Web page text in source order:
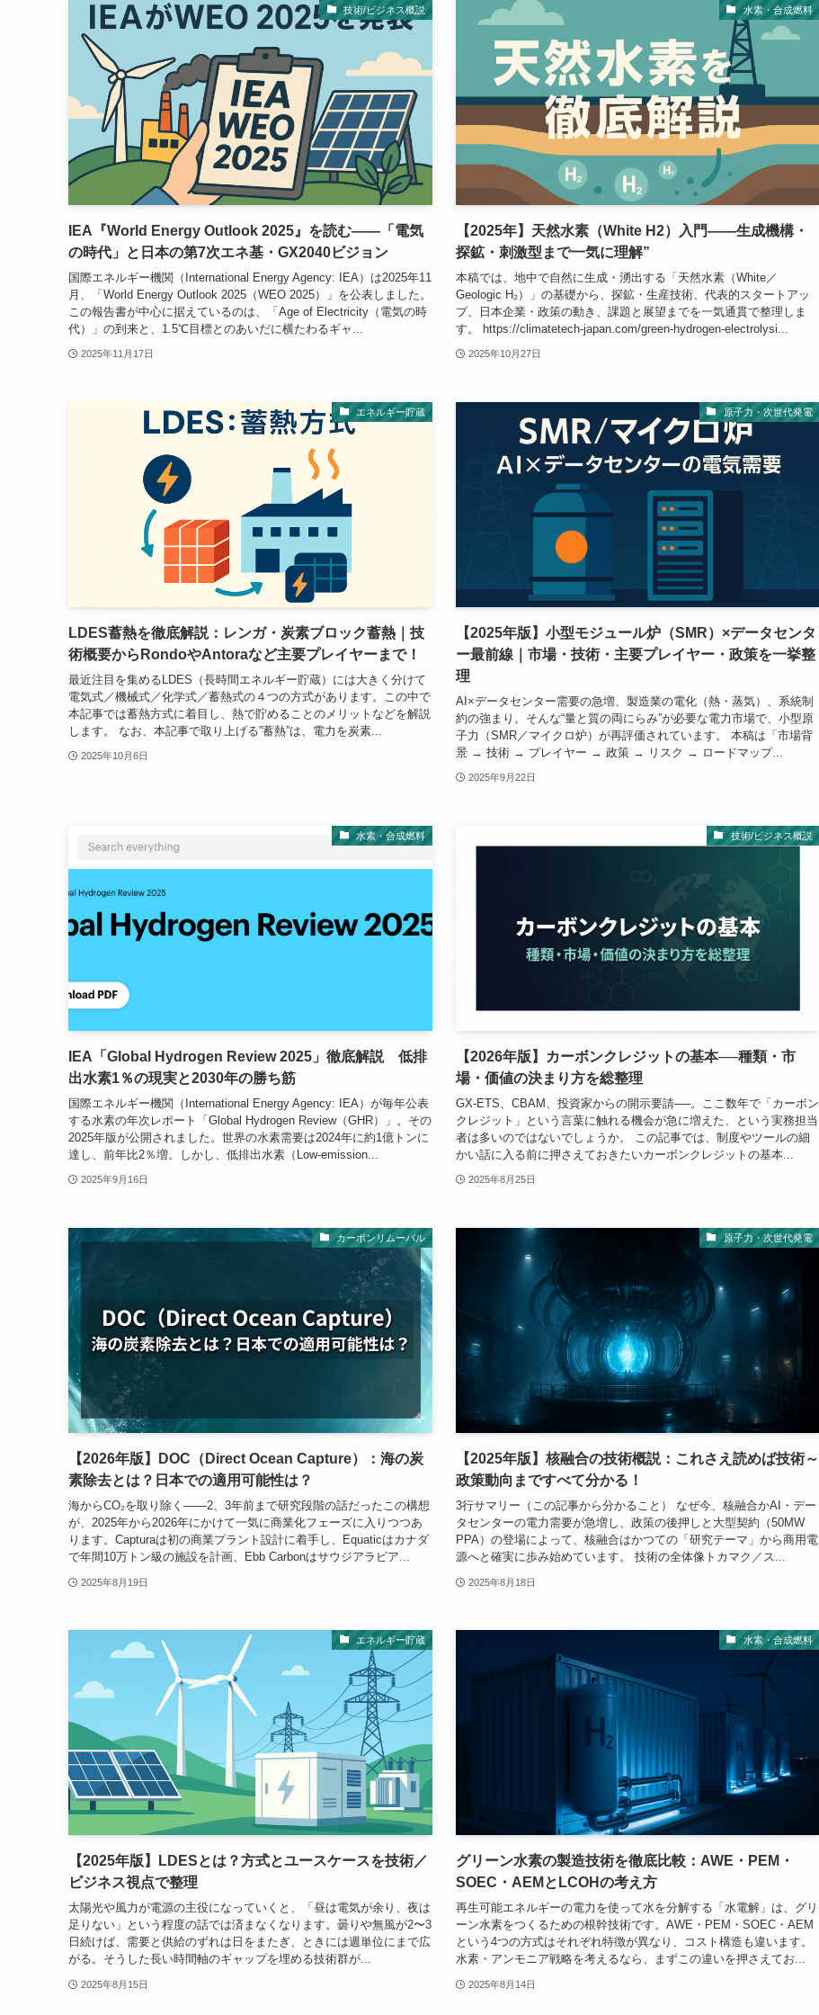
技術/ビジネス概説
IEA『World Energy Outlook 2025』を読む――「電気
の時代」と日本の第7次エネ基・GX2040ビジョン
国際エネルギー機関（International Energy Agency: IEA）は2025年11
月、「World Energy Outlook 2025（WEO 2025）」を公表しました。
この報告書が中心に据えているのは、「Age of Electricity（電気の時
代）」の到来と、1.5℃目標とのあいだに横たわるギャ...
2025年11月17日
水素・合成燃料
【2025年】天然水素（White H2）入門――生成機構・
探鉱・刺激型まで一気に理解”
本稿では、地中で自然に生成・湧出する「天然水素（White／
Geologic H₂）」の基礎から、探鉱・生産技術、代表的スタートアッ
プ、日本企業・政策の動き、課題と展望までを一気通貫で整理しま
す。 https://climatetech-japan.com/green-hydrogen-electrolysi...
2025年10月27日
エネルギー貯蔵
LDES蓄熱を徹底解説：レンガ・炭素ブロック蓄熱｜技
術概要からRondoやAntoraなど主要プレイヤーまで！
最近注目を集めるLDES（長時間エネルギー貯蔵）には大きく分けて
電気式／機械式／化学式／蓄熱式の４つの方式があります。この中で
本記事では蓄熱方式に着目し、熱で貯めることのメリットなどを解説
します。 なお、本記事で取り上げる”蓄熱”は、電力を炭素...
2025年10月6日
原子力・次世代発電
【2025年版】小型モジュール炉（SMR）×データセンタ
ー最前線｜市場・技術・主要プレイヤー・政策を一挙整
理
AI×データセンター需要の急増、製造業の電化（熱・蒸気）、系統制
約の強まり。そんな“量と質の両にらみ”が必要な電力市場で、小型原
子力（SMR／マイクロ炉）が再評価されています。 本稿は「市場背
景 → 技術 → プレイヤー → 政策 → リスク → ロードマップ...
2025年9月22日
水素・合成燃料
IEA「Global Hydrogen Review 2025」徹底解説 低排
出水素1％の現実と2030年の勝ち筋
国際エネルギー機関（International Energy Agency: IEA）が毎年公表
する水素の年次レポート「Global Hydrogen Review（GHR）」。その
2025年版が公開されました。世界の水素需要は2024年に約1億トンに
達し、前年比2％増。しかし、低排出水素（Low-emission...
2025年9月16日
技術/ビジネス概説
【2026年版】カーボンクレジットの基本──種類・市
場・価値の決まり方を総整理
GX-ETS、CBAM、投資家からの開示要請──。ここ数年で「カーボン
クレジット」という言葉に触れる機会が急に増えた、という実務担当
者は多いのではないでしょうか。 この記事では、制度やツールの細
かい話に入る前に押さえておきたいカーボンクレジットの基本...
2025年8月25日
カーボンリムーバル
【2026年版】DOC（Direct Ocean Capture）：海の炭
素除去とは？日本での適用可能性は？
海からCO₂を取り除く——2、3年前まで研究段階の話だったこの構想
が、2025年から2026年にかけて一気に商業化フェーズに入りつつあ
ります。Capturaは初の商業プラント設計に着手し、Equaticはカナダ
で年間10万トン級の施設を計画、Ebb Carbonはサウジアラビア...
2025年8月19日
原子力・次世代発電
【2025年版】核融合の技術概説：これさえ読めば技術～
政策動向まですべて分かる！
3行サマリー（この記事から分かること） なぜ今、核融合かAI・デー
タセンターの電力需要が急増し、政策の後押しと大型契約（50MW
PPA）の登場によって、核融合はかつての「研究テーマ」から商用電
源へと確実に歩み始めています。 技術の全体像トカマク／ス...
2025年8月18日
エネルギー貯蔵
【2025年版】LDESとは？方式とユースケースを技術／
ビジネス視点で整理
太陽光や風力が電源の主役になっていくと、「昼は電気が余り、夜は
足りない」という程度の話では済まなくなります。曇りや無風が2〜3
日続けば、需要と供給のずれは日をまたぎ、ときには週単位にまで広
がる。そうした長い時間軸のギャップを埋める技術群が...
2025年8月15日
水素・合成燃料
グリーン水素の製造技術を徹底比較：AWE・PEM・
SOEC・AEMとLCOHの考え方
再生可能エネルギーの電力を使って水を分解する「水電解」は、グリ
ーン水素をつくるための根幹技術です。AWE・PEM・SOEC・AEM
という4つの方式はそれぞれ特徴が異なり、コスト構造も違います。
水素・アンモニア戦略を考えるなら、まずこの違いを押さえてお...
2025年8月14日